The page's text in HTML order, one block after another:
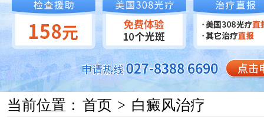
当前位置： 首页 > 白癜风治疗